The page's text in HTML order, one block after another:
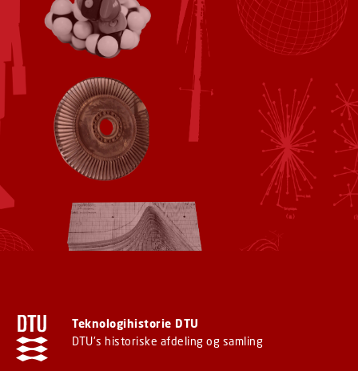
Teknologihistorie DTU
DTU's historiske afdeling og samling